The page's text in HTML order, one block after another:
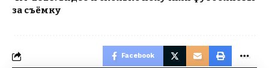
за съёмку
Facebook